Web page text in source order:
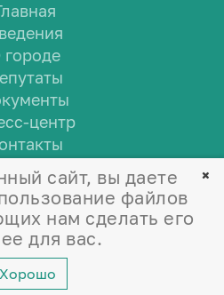
сайт, вы даете
файлов
нам сделать его
для вас.
Хорошо
городе
центр
©2026